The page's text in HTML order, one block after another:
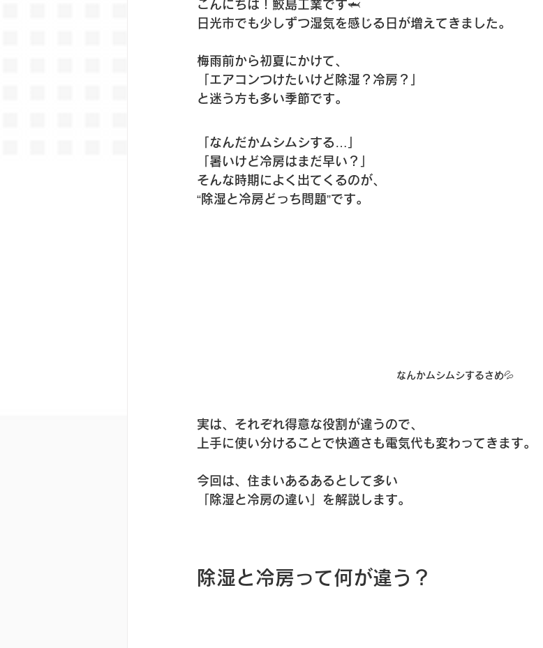
こんにちは！鮫島工業です🦈
日光市でも少しずつ湿気を感じる日が増えてきました。
梅雨前から初夏にかけて、
「エアコンつけたいけど除湿？冷房？」
と迷う方も多い季節です。
「なんだかムシムシする…」
「暑いけど冷房はまだ早い？」
そんな時期によく出てくるのが、
“除湿と冷房どっち問題”です。
なんかムシムシするさめ💦
実は、それぞれ得意な役割が違うので、
上手に使い分けることで快適さも電気代も変わってきます。
今回は、住まいあるあるとして多い
「除湿と冷房の違い」を解説します。
除湿と冷房って何が違う？